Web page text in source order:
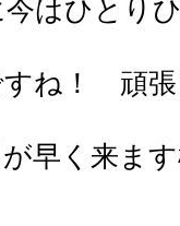
はひとり
すね！ 頑
早く来ま